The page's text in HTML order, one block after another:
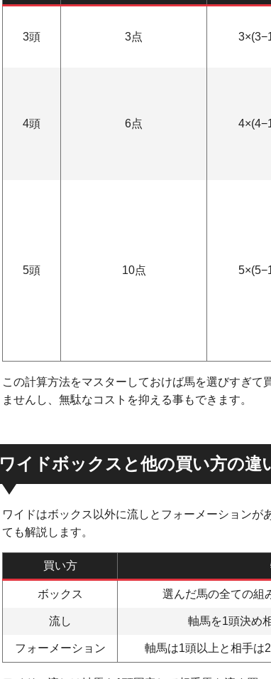
3頭 3点
4頭 6点
5頭 10点
この計算方法をマスターしておけば馬を選びすぎて
ませんし、無駄なコストを抑える事もできます。
ワイドボックスと他の買い方の違
ワイドはボックス以外に流しとフォーメーションが
ても解説します。
買い方
ボックス 選んだ馬の全ての組
流し 軸馬を1頭決め
フォーメーション 軸馬は1頭以上と相手は